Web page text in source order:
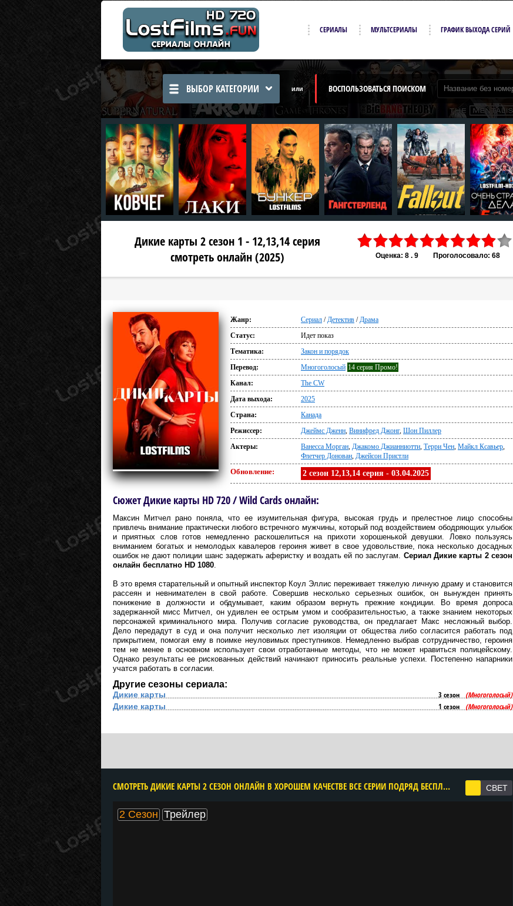
СЕРИАЛЫ МУЛЬТСЕРИАЛЫ ГРАФИК ВЫХОДА СЕРИЙ
ВЫБОР КАТЕГОРИИ или ВОСПОЛЬЗОВАТЬСЯ ПОИСКОМ
Оценка: 8 . 9 Проголосовало: 68
Дикие карты 2 сезон 1 - 12,13,14 серия
смотреть онлайн (2025)
Жанр: Сериал /Детектив /Драма
Статус:
Идет показ
Тематика:
Закон и порядок
Перевод:
Многоголосый 14 серия Промо!
Канал:
The CW
Дата выхода:
2025
Страна:
Канада
Режиссер:
Джеймс Дженн, Винифред Джонг, Шон Пиллер
Актеры:
Ванесса Морган, Джакомо Джианниотти, Терри Чен, Майкл Ксавьер,
Флетчер Донован, Джейсон Пристли
Обновление: 2 сезон 12,13,14 серия - 03.04.2025
Сюжет Дикие карты HD 720 / Wild Cards онлайн:
Максин Митчел рано поняла, что ее изумительная фигура, высокая грудь и прелестное лицо способны
привлечь внимание практически любого встречного мужчины, который под воздействием ободряющих улыбок
и приятных слов готов немедленно раскошелиться на прихоти хорошенькой девушки. Ловко пользуясь
вниманием богатых и немолодых кавалеров героиня живет в свое удовольствие, пока несколько досадных
ошибок не дают полиции шанс задержать аферистку и воздать ей по заслугам. Сериал Дикие карты 2 сезон
онлайн бесплатно HD 1080.
В это время старательный и опытный инспектор Коул Эллис переживает тяжелую личную драму и становится
рассеян и невнимателен в свой работе. Совершив несколько серьезных ошибок, он вынужден принять
понижение в должности и обдумывает, каким образом вернуть прежние кондиции. Во время допроса
задержанной мисс Митчел, он удивлен ее острым умом и сообразительностью, а также знанием некоторых
персонажей криминального мира. Получив согласие руководства, он предлагает Макс несложный выбор.
Дело передадут в суд и она получит несколько лет изоляции от общества либо согласится работать под
прикрытием, помогая ему в поимке неуловимых преступников. Немедленно выбрав сотрудничество, героиня
тем не менее в основном использует свои отработанные методы, что не может нравиться полицейскому.
Однако результаты ее рискованных действий начинают приносить реальные успехи. Постепенно напарники
учатся работать в согласии.
Другие сезоны сериала:
Дикие карты 3 сезон (Многоголосый)
Дикие карты 1 сезон (Многоголосый)
CМОТРЕТЬ ДИКИЕ КАРТЫ 2 СЕЗОН ОНЛАЙН В ХОРОШЕМ КАЧЕСТВЕ ВСЕ СЕРИИ ПОДРЯД БЕСПЛАТНО
2 Сезон Трейлер